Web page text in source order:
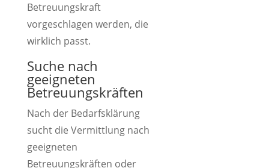
Betreuungskraft
vorgeschlagen werden, die
wirklich passt.
Suche nach
geeigneten
Betreuungskräften
Nach der Bedarfsklärung
sucht die Vermittlung nach
geeigneten
Betreuungskräften oder